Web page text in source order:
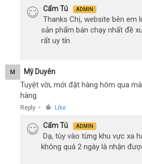
Cẩm Tú ADMIN
Thanks Chị, website bên em
sản phẩm bán chạy nhất đề
rất uy tín.
M Mỹ Duyên
Tuyệt vời, mới đặt hàng hôm qua
hàng.
Reply ● Like
Cẩm Tú ADMIN
Dạ, tùy vào từng khu vực xa
không quá 2 ngày là nhận